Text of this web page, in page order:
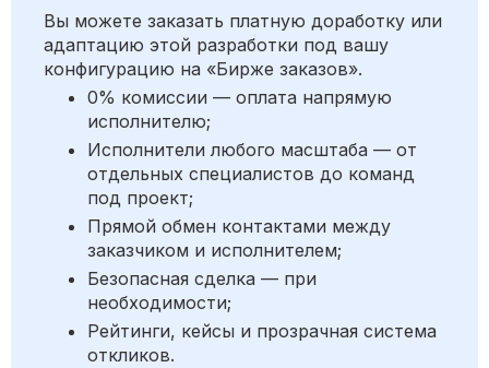
Вы можете заказать платную доработку или
адаптацию этой разработки под вашу
конфигурацию на «Бирже заказов».
0% комиссии — оплата напрямую
исполнителю;
Исполнители любого масштаба — от
отдельных специалистов до команд
под проект;
Прямой обмен контактами между
заказчиком и исполнителем;
Безопасная сделка — при
необходимости;
Рейтинги, кейсы и прозрачная система
откликов.